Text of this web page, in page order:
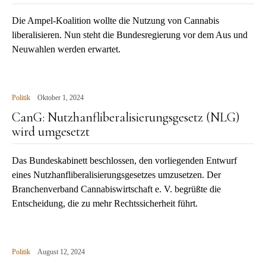
Die Ampel-Koalition wollte die Nutzung von Cannabis
liberalisieren. Nun steht die Bundesregierung vor dem Aus und
Neuwahlen werden erwartet.
Politik Oktober 1, 2024
CanG: Nutzhanfliberalisierungsgesetz (NLG)
wird umgesetzt
Das Bundeskabinett beschlossen, den vorliegenden Entwurf
eines Nutzhanfliberalisierungsgesetzes umzusetzen. Der
Branchenverband Cannabiswirtschaft e. V. begrüßte die
Entscheidung, die zu mehr Rechtssicherheit führt.
Politik August 12, 2024